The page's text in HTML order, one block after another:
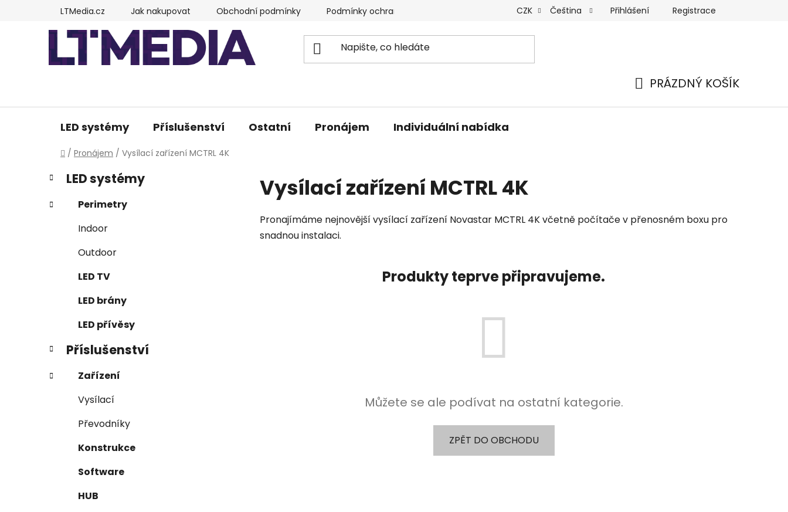
LTMedia.cz Jak nakupovat Obchodní podmínky Podmínky ochrany osobních údajů CZK Čeština Přihlášení Registrace
PRÁZDNÝ KOŠÍK
LED systémy Příslušenství Ostatní Pronájem Individuální nabídka
Domů
/ Pronájem / Vysílací zařízení MCTRL 4K
P
o
s
e
l
Přeskočit
kategorie
K
a
e
LED systémy
Perimetry
Indoor
Outdoor
LED TV
LED brány
LED přívěsy
Příslušenství
Zařízení
Vysílací
Převodníky
Konstrukce
Software
HUB
Vysílací zařízení MCTRL 4K
Pronajímáme nejnovější vysílací zařízení Novastar MCTRL 4K včetně počítače v přenosném boxu pro
snadnou instalaci.
Produkty teprve připravujeme.
Můžete se ale podívat na ostatní kategorie.
ZPĚT DO OBCHODU